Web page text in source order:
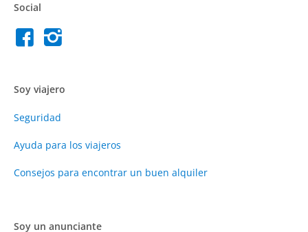
Social
Soy viajero
Seguridad
Ayuda para los viajeros
Consejos para encontrar un buen alquiler
Soy un anunciante